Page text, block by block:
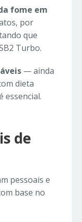
fome em
por
que
Turbo.
— ainda
dieta
essencial.
de
pessoais e
base no